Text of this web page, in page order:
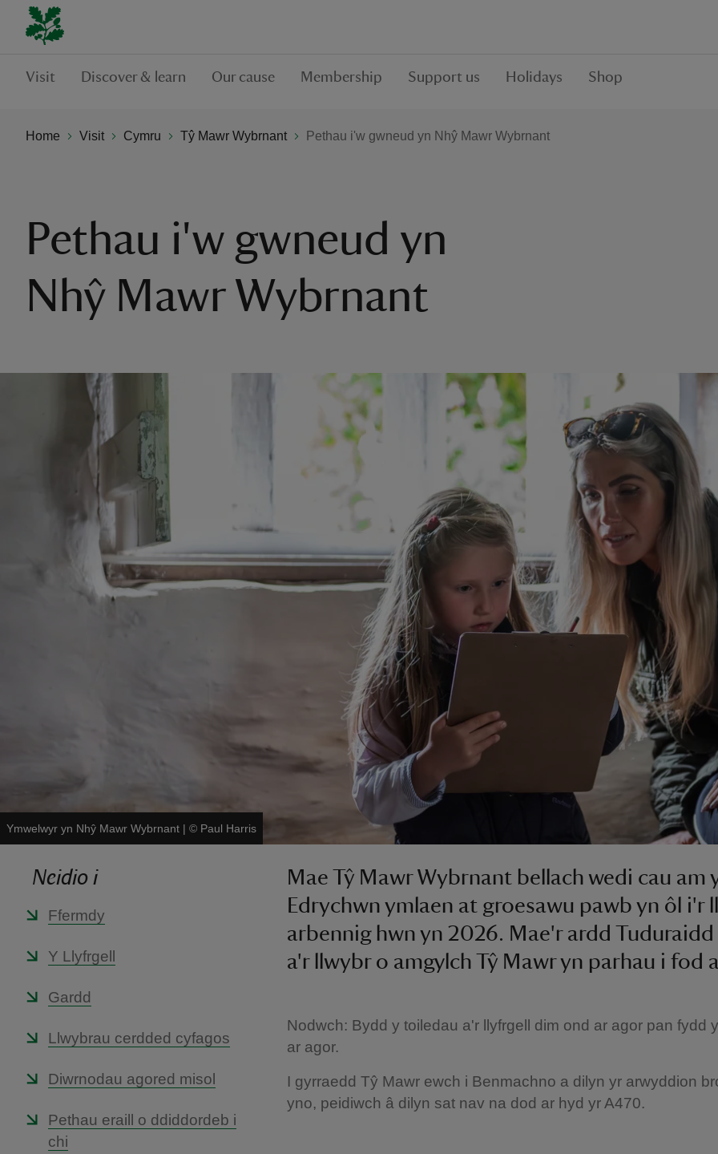
Visit Discover & learn Our cause Membership Support us Holidays Shop
Home Visit Cymru Tŷ Mawr Wybrnant Pethau i'w gwneud yn Nhŷ Mawr Wybrnant
Pethau i'w gwneud yn
Nhŷ Mawr Wybrnant
Ymwelwyr yn Nhŷ Mawr Wybrnant | © Paul Harris
Neidio i
Ffermdy
Y Llyfrgell
Gardd
Llwybrau cerdded cyfagos
Diwrnodau agored misol
Pethau eraill o ddiddordeb i
chi
Mae Tŷ Mawr Wybrnant bellach wedi cau am
Edrychwn ymlaen at groesawu pawb yn ôl i'r
arbennig hwn yn 2026. Mae'r ardd Tuduraidd
a'r llwybr o amgylch Tŷ Mawr yn parhau i fod
Nodwch: Bydd y toiledau a'r llyfrgell dim ond ar agor pan fydd
ar agor.
I gyrraedd Tŷ Mawr ewch i Benmachno a dilyn yr arwyddion
yno, peidiwch â dilyn sat nav na dod ar hyd yr A470.